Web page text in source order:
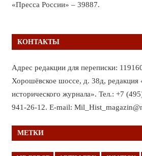
«Пресса России» – 39887.
КОНТАКТЫ
Адрес редакции для переписки:
Хорошёвское шоссе, д. 38д, редакция
исторического журнала». Тел.: +7
941-26-12. E-mail:
МЕТКИ